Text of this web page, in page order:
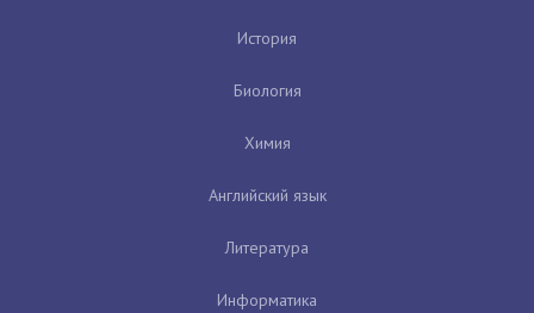
История
Биология
Химия
Английский язык
Литература
Информатика